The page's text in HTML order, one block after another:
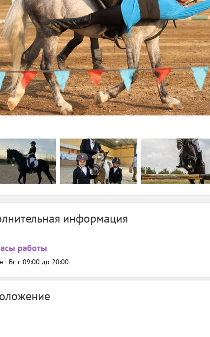
информация
работы
- Вс c 09:00 до 20:00